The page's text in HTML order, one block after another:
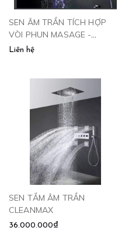
SEN ÂM TRẦN TÍCH HỢP
VÒI PHUN MASAGE -
CLEANMAX SATR-1008.1
Liên hệ
SEN TẮM ÂM TRẦN
CLEANMAX
36.000.000₫